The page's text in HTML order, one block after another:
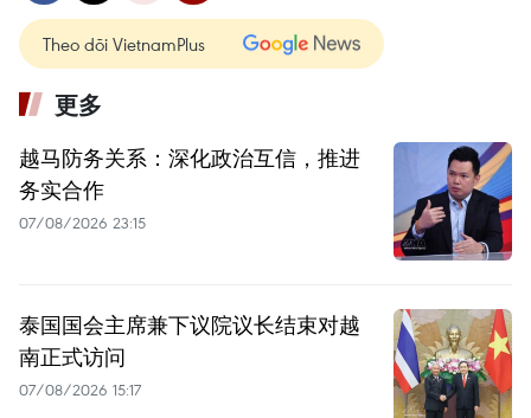
Theo dõi VietnamPlus
更多
越马防务关系：深化政治互信，推进
务实合作
07/08/2026 23:15
泰国国会主席兼下议院议长结束对越
南正式访问
07/08/2026 15:17